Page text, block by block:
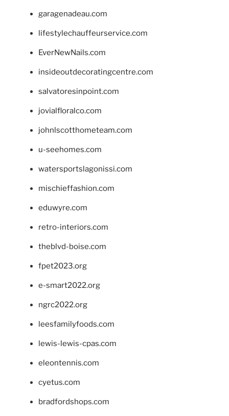
garagenadeau.com
lifestylechauffeurservice.com
EverNewNails.com
insideoutdecoratingcentre.com
salvatoresinpoint.com
jovialfloralco.com
johnlscotthometeam.com
u-seehomes.com
watersportslagonissi.com
mischieffashion.com
eduwyre.com
retro-interiors.com
theblvd-boise.com
fpet2023.org
e-smart2022.org
ngrc2022.org
leesfamilyfoods.com
lewis-lewis-cpas.com
eleontennis.com
cyetus.com
bradfordshops.com